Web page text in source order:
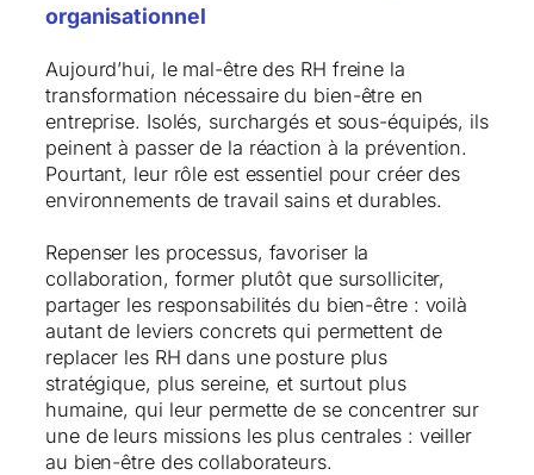
organisationnel
Aujourd’hui, le mal-être des RH freine la
transformation nécessaire du bien-être en
entreprise. Isolés, surchargés et sous-équipés, ils
peinent à passer de la réaction à la prévention.
Pourtant, leur rôle est essentiel pour créer des
environnements de travail sains et durables.
Repenser les processus, favoriser la
collaboration, former plutôt que sursolliciter,
partager les responsabilités du bien-être : voilà
autant de leviers concrets qui permettent de
replacer les RH dans une posture plus
stratégique, plus sereine, et surtout plus
humaine, qui leur permette de se concentrer sur
une de leurs missions les plus centrales : veiller
au bien-être des collaborateurs.